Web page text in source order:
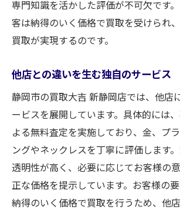
専門知識を活かした評価が不可欠です
客は納得のいく価格で買取を受けられ
買取が実現するのです。
他店との違いを生む独自のサービス
静岡市の買取大吉 新静岡店では、他店
ービスを展開しています。具体的には
よる無料査定を実施しており、金、プ
ングやネックレスを丁寧に評価します
透明性が高く、必要に応じてお客様の
正な価格を提示しています。お客様の要
納得のいく価格で買取を行うため、他